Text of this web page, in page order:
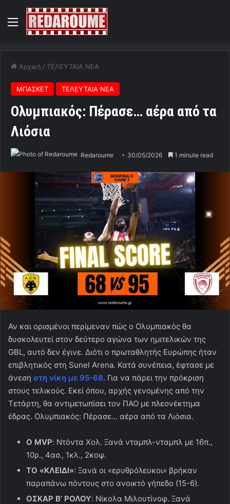
Menu
Αρχική / ΤΕΛΕΥΤΑΙΑ ΝΕΑ
ΜΠΑΣΚΕΤ ΤΕΛΕΥΤΑΙΑ ΝΕΑ
Ολυμπιακός: Πέρασε… αέρα από τα
Λιόσια
Redaroume 30/05/2026 1 minute read
Αν και ορισμένοι περίμεναν πώς ο Ολυμπιακός θα
δυσκολευτεί στον δεύτερο αγώνα των ημιτελικών της
GBL, αυτό δεν έγινε. Διότι ο πρωταθλητής Ευρώπης ήταν
επιβλητικός στη Sunel Arena. Κατά συνέπεια, έφτασε με
άνεση στη νίκη με 95-68. Για να πάρει την πρόκριση
στους τελικούς. Εκεί όπου, αρχής γενομένης από την
Τετάρτη, θα αντιμετωπίσει τον ΠΑΟ με πλεονέκτημα
έδρας. Ολυμπιακός: Πέρασε… αέρα από τα Λιόσια.
Ο MVP: Ντόντα Χολ. Ξανά νταμπλ-νταμπλ με 16π.,
10ρ., 4ασ., 1κλ., 2κοψ.
ΤΟ «ΚΛΕΙΔΙ»: Ξανά οι «ερυθρόλευκοι» βρήκαν
παραπάνω πόντους στο ανοικτό γήπεδο (15-6).
ΟΣΚΑΡ Β’ ΡΟΛΟΥ: Νίκολα Μιλουτίνοφ. Ξανά